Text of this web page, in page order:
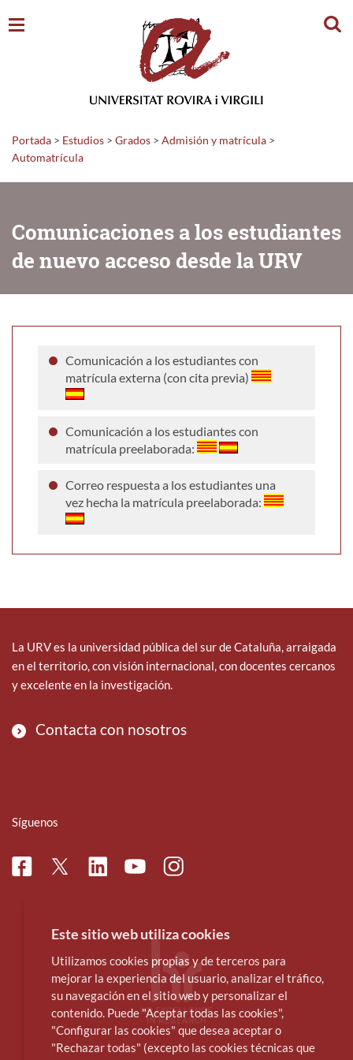
Portada > Estudios > Grados > Admisión y matrícula >
Automatrícula
Comunicaciones a los estudiantes
de nuevo acceso desde la URV
Comunicación a los estudiantes con
matrícula externa (con cita previa)
Comunicación a los estudiantes con
matrícula preelaborada:
Correo respuesta a los estudiantes una
vez hecha la matrícula preelaborada:
La URV es la universidad pública del sur de Cataluña, arraigada
en el territorio, con visión internacional, con docentes cercanos
y excelente en la investigación.
Contacta con nosotros
Síguenos
FacebookTwitterLinkedinYoutubeInstagram
Este sitio web utiliza cookies
Utilizamos cookies propias y de terceros para
mejorar la experiencia del usuario, analizar el tráfico,
su navegación en el sitio web y personalizar el
contenido. Puede "Aceptar todas las cookies",
"Configurar las cookies" que desea aceptar o
"Rechazar todas" (excepto las cookies técnicas que